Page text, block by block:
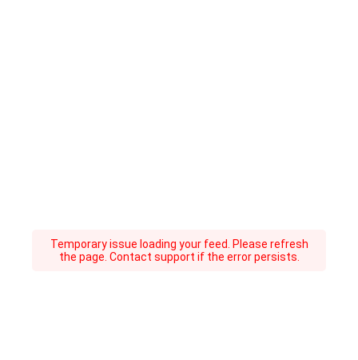
Temporary issue loading your feed. Please refresh
the page. Contact support if the error persists.